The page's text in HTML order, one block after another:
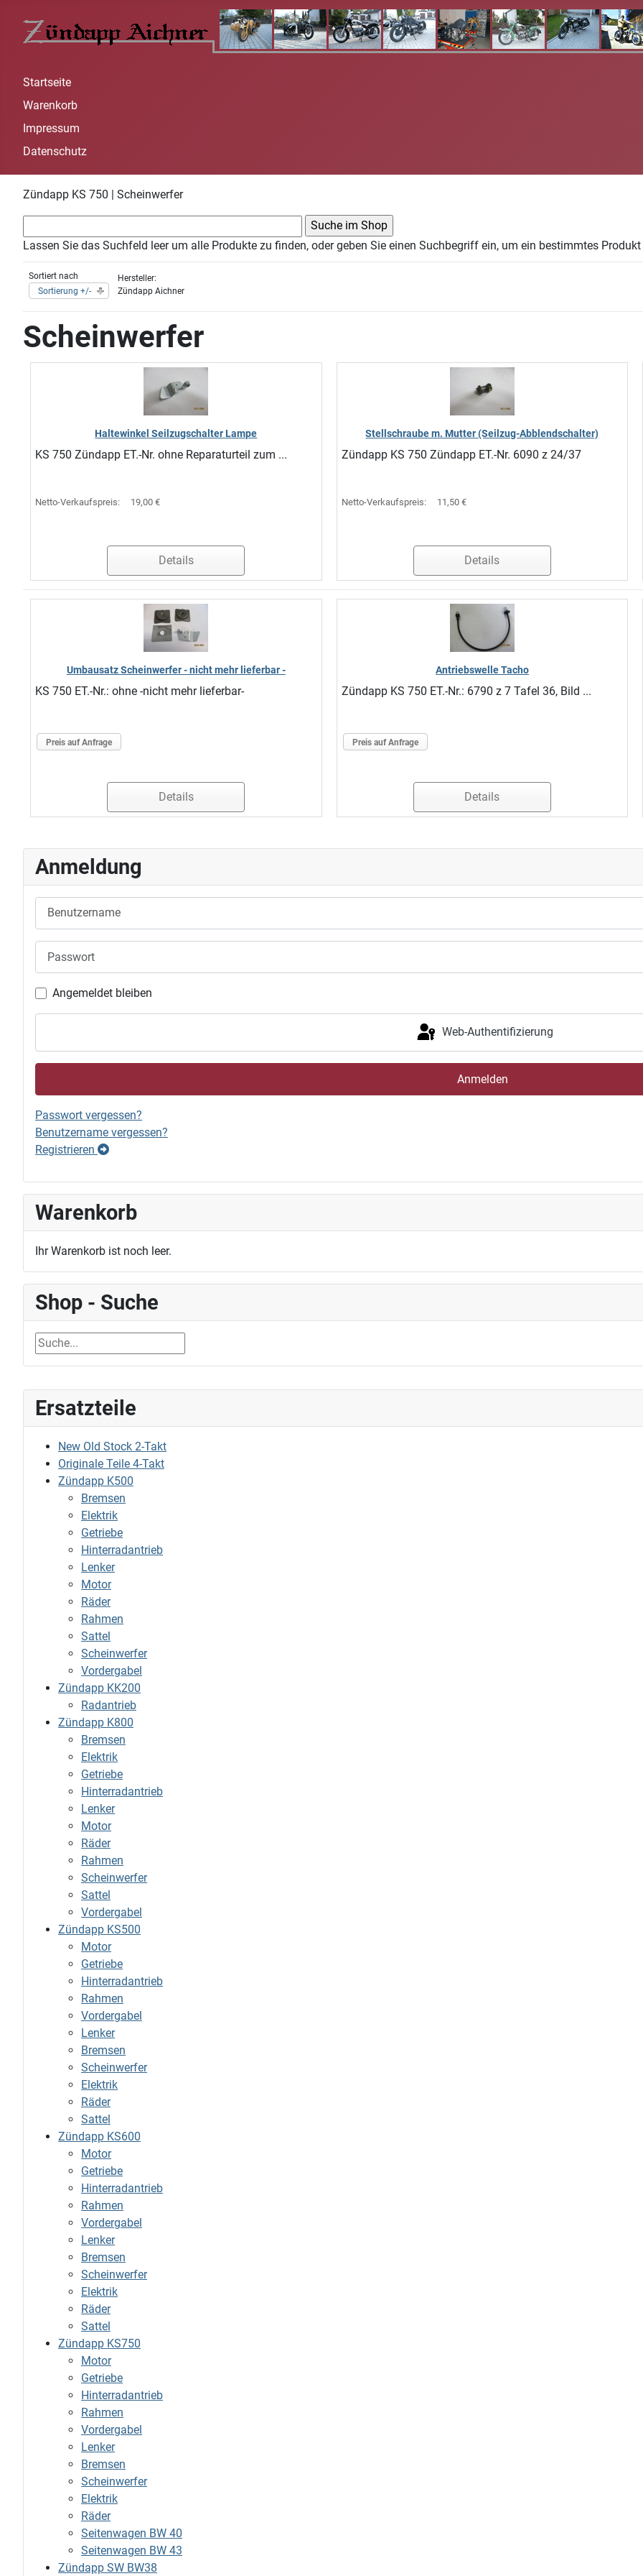
Startseite
Warenkorb
Impressum
Datenschutz
Ersatzteile
New Old Stock 2-Takt
Originale Teile 4-Takt
Zündapp K500
Bremsen
Elektrik
Getriebe
Hinterradantrieb
Lenker
Motor
Räder
Rahmen
Sattel
Scheinwerfer
Vordergabel
Zündapp KK200
Radantrieb
Zündapp K800
Bremsen
Elektrik
Getriebe
Hinterradantrieb
Lenker
Motor
Räder
Rahmen
Scheinwerfer
Sattel
Vordergabel
Zündapp KS500
Motor
Getriebe
Hinterradantrieb
Rahmen
Vordergabel
Lenker
Bremsen
Scheinwerfer
Elektrik
Räder
Sattel
Zündapp KS600
Motor
Getriebe
Hinterradantrieb
Rahmen
Vordergabel
Lenker
Bremsen
Scheinwerfer
Elektrik
Räder
Sattel
Zündapp KS750
Motor
Getriebe
Hinterradantrieb
Rahmen
Vordergabel
Lenker
Bremsen
Scheinwerfer
Elektrik
Räder
Seitenwagen BW 40
Seitenwagen BW 43
Zündapp SW BW38
Zündapp KS 750 | Scheinwerfer
Lassen Sie das Suchfeld leer um alle Produkte zu finden, oder geben Sie einen Suchbegriff ein, um ein bestimmtes
Sortiert nach
Sortierung +/-
Hersteller:
Zündapp Aichner
Scheinwerfer
Haltewinkel Seilzugschalter Lampe
KS 750 Zündapp ET.-Nr. ohne Reparaturteil zum ...
Netto-Verkaufspreis: 19,00 €
Details
Stellschraube m. Mutter (Seilzug-Abblendschalter)
Zündapp KS 750 Zündapp ET.-Nr. 6090 z 24/37
Netto-Verkaufspreis: 11,50 €
Details
Umbausatz Scheinwerfer - nicht mehr lieferbar -
KS 750 ET.-Nr.: ohne -nicht mehr lieferbar-
Preis auf Anfrage
Details
Antriebswelle Tacho
Zündapp KS 750 ET.-Nr.: 6790 z 7 Tafel 36, Bild ...
Preis auf Anfrage
Details
Anmeldung
Angemeldet bleiben
Web-Authentifizierung
Anmelden
Passwort vergessen?
Benutzername vergessen?
Registrieren
Warenkorb
Ihr Warenkorb ist noch leer.
Shop - Suche